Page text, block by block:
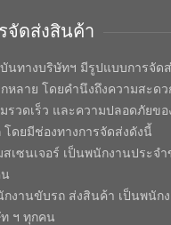
จัดส่งสินค้า
นทางบริษัทฯ มีรูปแบบการจัด
หลาย โดยคำนึงถึงความสะดว
รวดเร็ว และความปลอดภัยข
โดยมีช่องทางการจัดส่งดังนี้
สเซนเจอร์ เป็นพนักงานประจ
กงานขับรถ ส่งสินค้า เป็นพนัก
ฯ ทุกคน